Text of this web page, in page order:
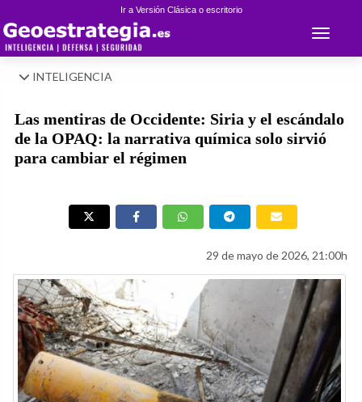
Ir a Versión Clásica o escritorio
Toggle
INTELIGENCIA
Las mentiras de Occidente: Siria y el escándalo
de la OPAQ: la narrativa química solo sirvió
para cambiar el régimen
29 de mayo de 2026, 21:00h